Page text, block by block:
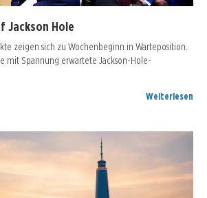
Jackson Hole
zeigen sich zu Wochenbeginn in Warteposition.
mit Spannung erwartete Jackson-Hole-
Weiterlesen